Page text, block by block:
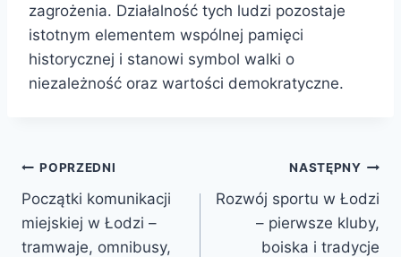
zagrożenia. Działalność tych ludzi pozostaje
istotnym elementem wspólnej pamięci
historycznej i stanowi symbol walki o
niezależność oraz wartości demokratyczne.
Nawigacja
wpisu
POPRZEDNI
Początki komunikacji
miejskiej w Łodzi –
tramwaje, omnibusy,
NASTĘPNY
Rozwój sportu w Łodzi
– pierwsze kluby,
boiska i tradycje